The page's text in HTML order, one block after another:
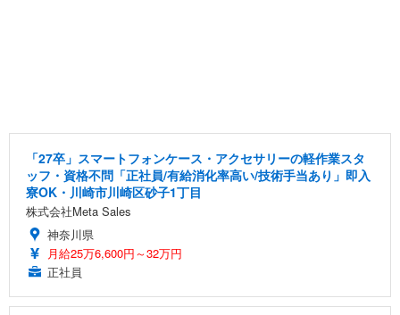
「27卒」スマートフォンケース・アクセサリーの軽作業スタ
ッフ・資格不問「正社員/有給消化率高い/技術手当あり」即入
寮OK・川崎市川崎区砂子1丁目
株式会社Meta Sales
神奈川県
月給25万6,600円～32万円
正社員